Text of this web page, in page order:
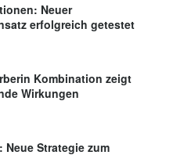
Neuer
erfolgreich getestet
Kombination zeigt
Wirkungen
Strategie zum